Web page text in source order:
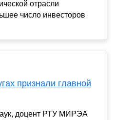
отрасли
число инвесторов
признали главной
доцент РТУ МИРЭА